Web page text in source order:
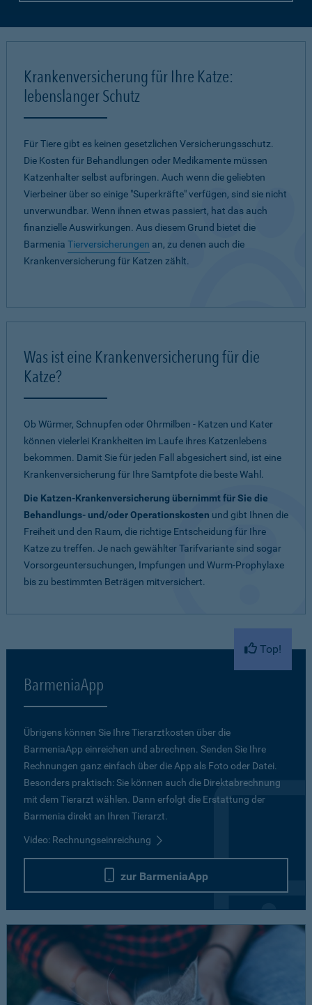
Krankenversicherung für Ihre Katze:
lebenslanger Schutz
Für Tiere gibt es keinen gesetzlichen Versicherungsschutz.
Die Kosten für Behandlungen oder Medikamente müssen
Katzenhalter selbst aufbringen. Auch wenn die geliebten
Vierbeiner über so einige "Superkräfte" verfügen, sind sie nicht
unverwundbar. Wenn ihnen etwas passiert, hat das auch
finanzielle Auswirkungen. Aus diesem Grund bietet die
Barmenia Tierversicherungen an, zu denen auch die
Krankenversicherung für Katzen zählt.
Was ist eine Krankenversicherung für die
Katze?
Ob Würmer, Schnupfen oder Ohrmilben - Katzen und Kater
können vielerlei Krankheiten im Laufe ihres Katzenlebens
bekommen. Damit Sie für jeden Fall abgesichert sind, ist eine
Krankenversicherung für Ihre Samtpfote die beste Wahl.
Die Katzen-Krankenversicherung übernimmt für Sie die
Behandlungs- und/oder Operationskosten und gibt Ihnen die
Freiheit und den Raum, die richtige Entscheidung für Ihre
Katze zu treffen. Je nach gewählter Tarifvariante sind sogar
Vorsorgeuntersuchungen, Impfungen und Wurm-Prophylaxe
bis zu bestimmten Beträgen mitversichert.
Top!
BarmeniaApp
Übrigens können Sie Ihre Tierarztkosten über die
BarmeniaApp einreichen und abrechnen. Senden Sie Ihre
Rechnungen ganz einfach über die App als Foto oder Datei.
Besonders praktisch: Sie können auch die Direktabrechnung
mit dem Tierarzt wählen. Dann erfolgt die Erstattung der
Barmenia direkt an Ihren Tierarzt.
Video: Rechnungseinreichung
zur BarmeniaApp